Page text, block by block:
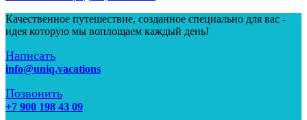
Качественное путешествие, созданное специально для вас -
идея которую мы воплощаем каждый день!
Написать
info@uniq.vacations
Позвонить
+7 900 198 43 09